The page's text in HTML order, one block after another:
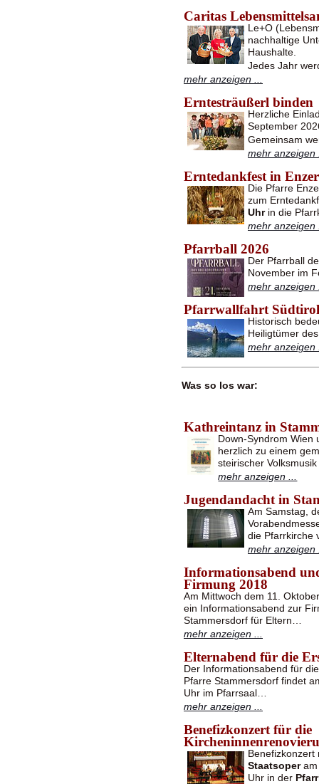
Caritas
Le+O
nachhaltige
Haushalte.
Jedes Jahr
mehr anzeigen ...
Erntesträußerl binden
Herzliche
September
Gemeinsam
mehr anzeigen
Erntedankfest in
Die Pfarre
zum
Uhrin die
mehr anzeigen
Pfarrball 2026
Der Pfarrball
November im
mehr anzeigen
Pfarrwallfahrt Südtirol
Historisch
Heiligtümer
mehr anzeigen
Was so los war:
Kathreintanz in
Down-Syndrom Wien
herzlich zu einem
steirischer
mehr anzeigen ...
Jugendandacht in
Am Samstag,
die Pfarrkirche
mehr anzeigen
Informationsabend
Firmung 2018
Am Mittwoch dem 11.
ein Informationsabend zur
Stammersdorf für Eltern…
mehr anzeigen ...
Elternabend für die
Der Informationsabend für
Pfarre Stammersdorf findet
Uhr im Pfarrsaal…
mehr anzeigen ...
Benefizkonzert für die
Staatsoperam
Uhr in der